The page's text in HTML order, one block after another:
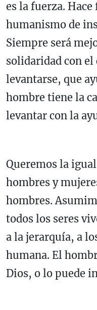
es la fuerza.
humanismo de
Siempre será
solidaridad con el
levantarse, que
hombre tiene la
levantar con la
Queremos la
hombres y
hombres.
todos los seres
a la jerarquía, a
humana. El
Dios, o lo puede